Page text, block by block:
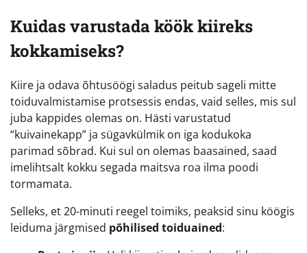
Kuidas varustada köök kiireks
kokkamiseks?
Kiire ja odava õhtusöögi saladus peitub sageli mitte
toiduvalmistamise protsessis endas, vaid selles, mis sul
juba kappides olemas on. Hästi varustatud
“kuivainekapp” ja sügavkülmik on iga kodukoka
parimad sõbrad. Kui sul on olemas baasained, saad
imelihtsalt kokku segada maitsva roa ilma poodi
tormamata.
Selleks, et 20-minuti reegel toimiks, peaksid sinu köögis
leiduma järgmised põhilised toiduained: